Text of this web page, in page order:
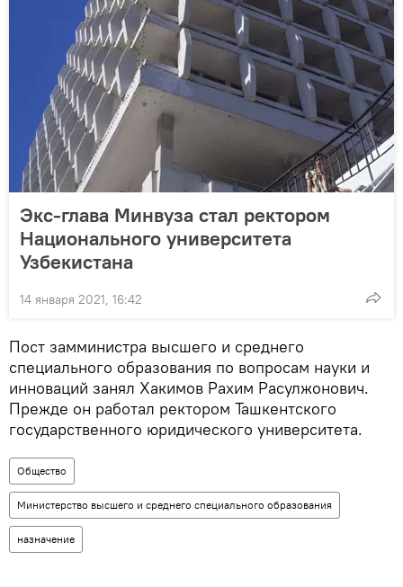
Экс-глава Минвуза стал ректором
Национального университета
Узбекистана
14 января 2021, 16:42
Пост замминистра высшего и среднего
специального образования по вопросам науки и
инноваций занял Хакимов Рахим Расулжонович.
Прежде он работал ректором Ташкентского
государственного юридического университета.
Общество
Министерство высшего и среднего специального образования
назначение